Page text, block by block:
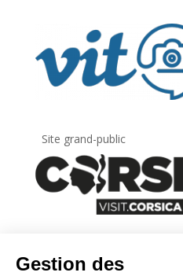
Site grand-public